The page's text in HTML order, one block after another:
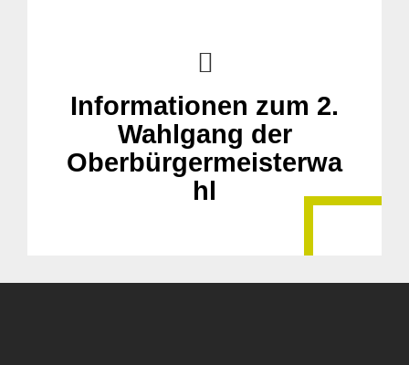
Informationen zum 2.
Wahlgang der
Oberbürgermeisterwa
hl